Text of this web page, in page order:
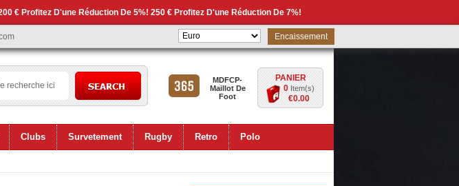
€ Profitez D'une Réduction De 5%! 250 € Profitez D'une Réduction De 7%!
Encaissement
PANIER
0 Item(s)
€0.00
MDFCP-
Maillot De
Foot
Clubs Survetement Rugby Retro Polo